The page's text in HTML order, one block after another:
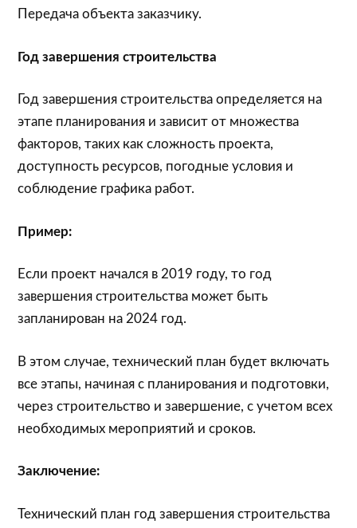
Передача объекта заказчику.
Год завершения строительства
Год завершения строительства определяется на
этапе планирования и зависит от множества
факторов, таких как сложность проекта,
доступность ресурсов, погодные условия и
соблюдение графика работ.
Пример:
Если проект начался в 2019 году, то год
завершения строительства может быть
запланирован на 2024 год.
В этом случае, технический план будет включать
все этапы, начиная с планирования и подготовки,
через строительство и завершение, с учетом всех
необходимых мероприятий и сроков.
Заключение:
Технический план год завершения строительства